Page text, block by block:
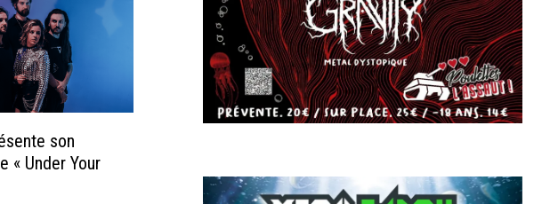
son
« Under Your